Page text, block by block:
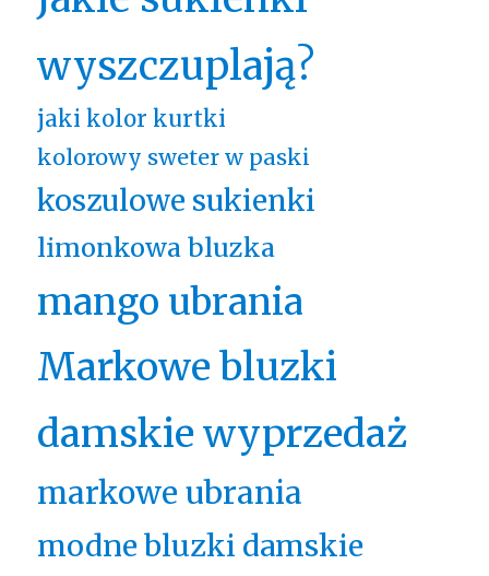
wyszczuplają?
jaki kolor kurtki
kolorowy sweter w paski
koszulowe sukienki
limonkowa bluzka
mango ubrania
Markowe bluzki
damskie wyprzedaż
markowe ubrania
modne bluzki damskie